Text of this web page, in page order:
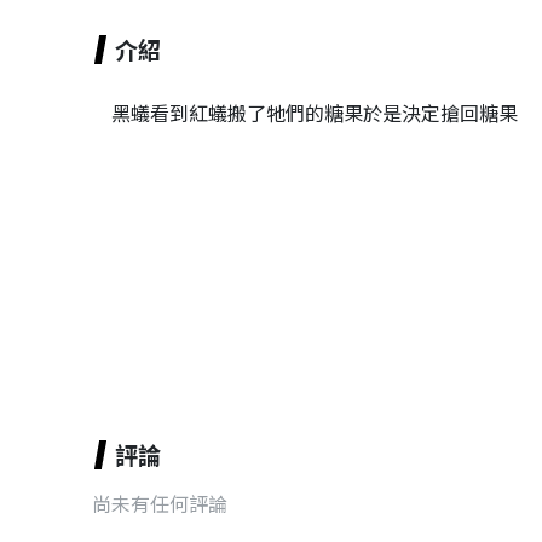
介紹
黑蟻看到紅蟻搬了牠們的糖果於是決定搶回糖果
評論
尚未有任何評論